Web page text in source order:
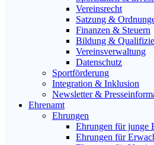
Vereinsrecht
Satzung &
Finanzen & Steuern
Bildung &
Vereinsverwaltung
Datenschutz
Sportförderung
Integration & Inklusion
Newsletter &
Ehrenamt
Ehrungen
Ehrungen für junge
Ehrungen für